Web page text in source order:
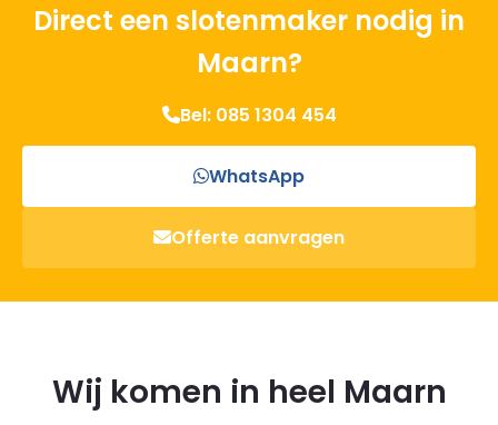
Direct een slotenmaker nodig in
Maarn?
WhatsApp
Bel: 085 1304 454
Offerte aanvragen
Wij komen in heel Maarn